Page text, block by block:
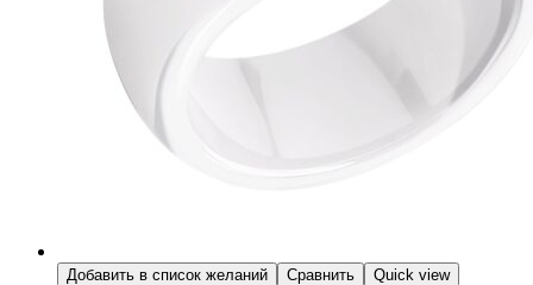
Добавить в список желаний Сравнить Quick view